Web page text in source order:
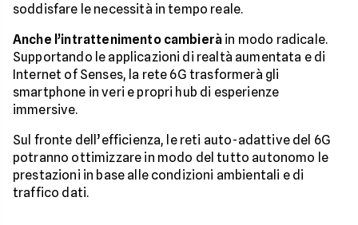
soddisfare le necessità in tempo reale.
Anche l’intrattenimento cambierà in modo radicale.
Supportando le applicazioni di realtà aumentata e di
Internet of Senses, la rete 6G trasformerà gli
smartphone in veri e propri hub di esperienze
immersive.
Sul fronte dell’efficienza, le reti auto-adattive del 6G
potranno ottimizzare in modo del tutto autonomo le
prestazioni in base alle condizioni ambientali e di
traffico dati.